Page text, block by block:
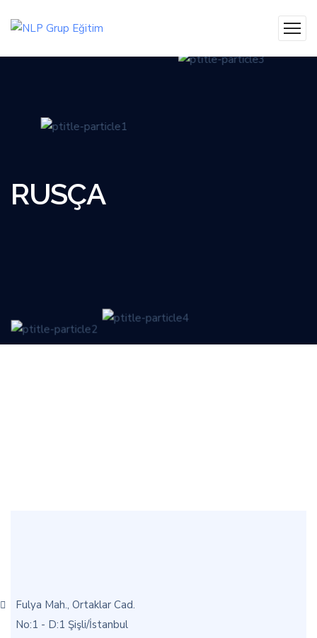
RUSÇA
Fulya Mah., Ortaklar Cad.
No:1 - D:1 Şişli/İstanbul